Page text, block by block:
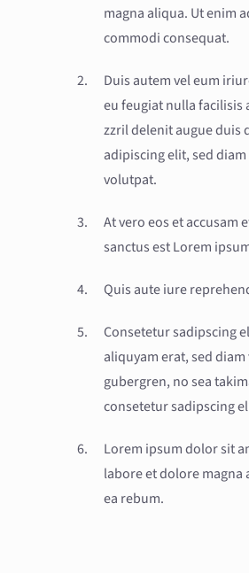
magna aliqua. Ut enim
commodi consequat.
Duis autem vel eum
eu feugiat nulla facilisis
zzril delenit augue duis
adipiscing elit, sed
volutpat.
At vero eos et accusam
sanctus est Lorem
Quis aute iure
Consetetur sadipscing
aliquyam erat, sed
gubergren, no sea
consetetur sadipscing
Lorem ipsum dolor sit
labore et dolore magna
ea rebum.